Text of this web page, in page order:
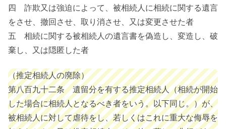
四 詐欺又は強迫によって、被相続人に相続に関する遺言
をさせ、撤回させ、取り消させ、又は変更させた者
五 相続に関する被相続人の遺言書を偽造し、変造し、破
棄し、又は隠匿した者
（推定相続人の廃除）
第八百九十二条 遺留分を有する推定相続人（相続が開始
した場合に相続人となるべき者をいう。以下同じ。）が、
被相続人に対して虐待をし、若しくはこれに重大な侮辱を